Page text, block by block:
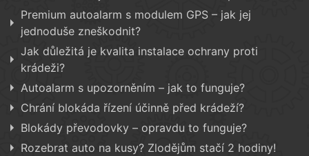
Premium autoalarm s modulem GPS – jak jej
jednoduše zneškodnit?
Jak důležitá je kvalita instalace ochrany proti
krádeži?
Autoalarm s upozorněním – jak to funguje?
Chrání blokáda řízení účinně před krádeží?
Blokády převodovky – opravdu to funguje?
Rozebrat auto na kusy? Zlodějům stačí 2 hodiny!